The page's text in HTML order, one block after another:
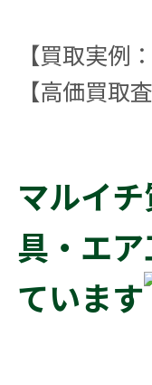
【買取実例
【高価買取
マルイ
具・エ
ています